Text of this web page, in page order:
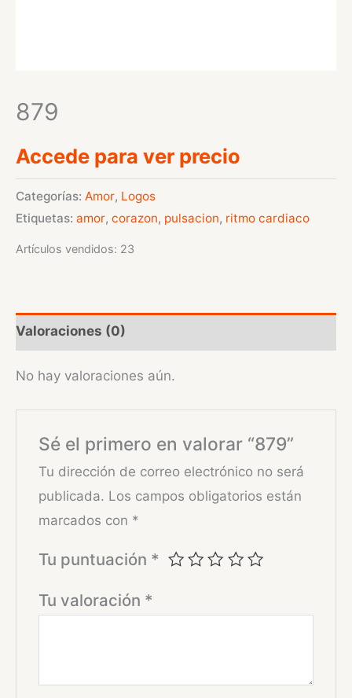
879
Accede para ver precio
Categorías: Amor, Logos
Etiquetas: amor, corazon, pulsacion, ritmo cardiaco
Artículos vendidos: 23
Valoraciones (0)
No hay valoraciones aún.
Sé el primero en valorar “879”
Tu dirección de correo electrónico no será
publicada. Los campos obligatorios están
marcados con *
Tu puntuación *
Tu valoración *